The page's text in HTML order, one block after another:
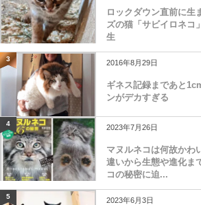
ロックダウン直前に生
ズの猫「サビイロネコ
生
3 2016年8月29日
ギネス記録まであと
ンがデカすぎる
4 2023年7月26日
マヌルネコは何故かわ
違いから生態や進化ま
コの秘密に迫...
5 2023年6月3日